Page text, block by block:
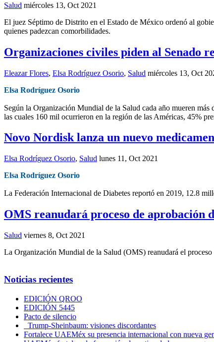
Salud miércoles 13, Oct 2021
El juez Séptimo de Distrito en el Estado de México ordenó al
quienes padezcan comorbilidades.
Organizaciones civiles piden al Senado
Eleazar Flores, Elsa Rodríguez Osorio, Salud miércoles 13, Oct
Elsa Rodríguez Osorio
Según la Organización Mundial de la Salud cada año mueren
las cuales 160 mil ocurrieron en la región de las Américas, 45%
Novo Nordisk lanza un nuevo
Elsa Rodríguez Osorio, Salud lunes 11, Oct 2021
Elsa Rodríguez Osorio
La Federación Internacional de Diabetes reportó en 2019, 12.8
OMS reanudará proceso de aprobación
Salud viernes 8, Oct 2021
La Organización Mundial de la Salud (OMS) reanudará el
Noticias recientes
EDICIÓN QROO
EDICIÓN 5445
Pacto de silencio
Trump-Sheinbaum: visiones discordantes
Fortalece UAEMéx su presencia internacional con nueva